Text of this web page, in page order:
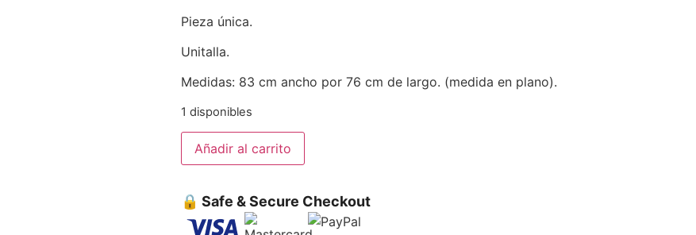
Pieza única.
Unitalla.
Medidas: 83 cm ancho por 76 cm de largo. (medida en plano).
1 disponibles
Añadir al carrito
🔒 Safe & Secure Checkout